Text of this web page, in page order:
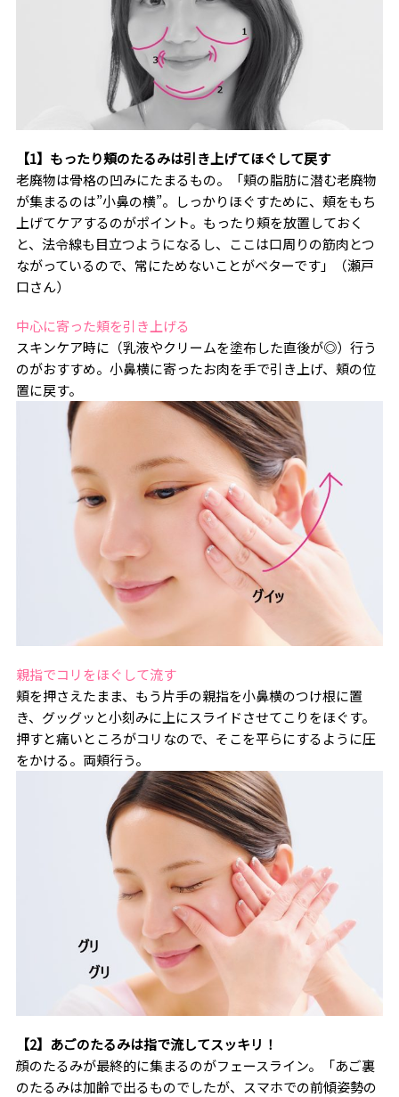
【1】もったり頬のたるみは引き上げてほぐして戻す
老廃物は骨格の凹みにたまるもの。「頬の脂肪に潜む老廃物
が集まるのは”小鼻の横”。しっかりほぐすために、頬をもち
上げてケアするのがポイント。もったり頬を放置しておく
と、法令線も目立つようになるし、ここは口周りの筋肉とつ
ながっているので、常にためないことがベターです」（瀬戸
口さん）
中心に寄った頬を引き上げる
スキンケア時に（乳液やクリームを塗布した直後が◎）行う
のがおすすめ。小鼻横に寄ったお肉を手で引き上げ、頬の位
置に戻す。
親指でコリをほぐして流す
頬を押さえたまま、もう片手の親指を小鼻横のつけ根に置
き、グッグッと小刻みに上にスライドさせてこりをほぐす。
押すと痛いところがコリなので、そこを平らにするように圧
をかける。両頬行う。
【2】あごのたるみは指で流してスッキリ！
顔のたるみが最終的に集まるのがフェースライン。「あご裏
のたるみは加齢で出るものでしたが、スマホでの前傾姿勢の